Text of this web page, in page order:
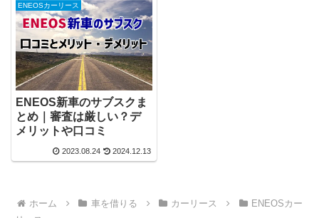
ENEOSカーリース
ENEOS新車のサブスクま
とめ｜審査は厳しい？デ
メリットや口コミ
2023.08.24 2024.12.13
ホーム 車を借りる カーリース
ENEOSカー